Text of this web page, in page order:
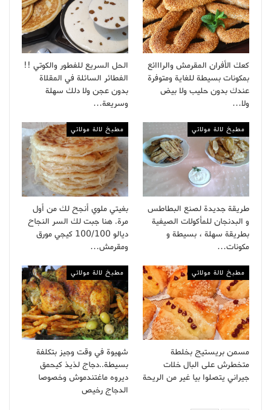
كعك الأفران المقرمش والرااائع
بمكونات بسيطة للغاية ومتوفرة
عندك بدون حليب ولا بيض
ولا…
الحل السريع للفطور والكوتي !!
الفطائر السائلة في المقلاة
بدون عجن ولا دلك سهلة
وسريعة…
مطبخ لالة مولاتي
طريقة جديدة لصنع البطاطس
و البدنجان للمأكولات الصيفية
بطريقة سهلة ، بسيطة و
مكونات…
مطبخ لالة مولاتي
بغيتي ملوي أنجح لك من أول
مرة. هنا جبت لك السر النجاح
ديالو 100/100 كيجي مورق
ومقرمش…
مطبخ لالة مولاتي
مسمن بريستيج بخلطة
متخطرش على البال خلات
جيراني يتصلوا بيا غير من الريحة
مطبخ لالة مولاتي
شهيوة في وقت وجيز بتكلفة
بسيطة..دجاج لذيذ كيحمق
ديروه ماغتندموش وخصوصا
الدجاج رخيص